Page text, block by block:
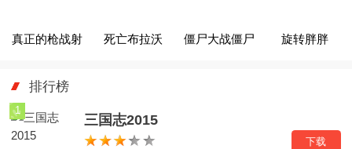
真正的枪战射 死亡布拉沃 僵尸大战僵尸 旋转胖胖
排行榜
1
三国志2015
下载